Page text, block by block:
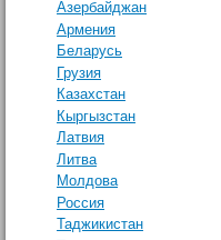
Азербайджан
Армения
Беларусь
Грузия
Казахстан
Кыргызстан
Латвия
Литва
Молдова
Россия
Таджикистан